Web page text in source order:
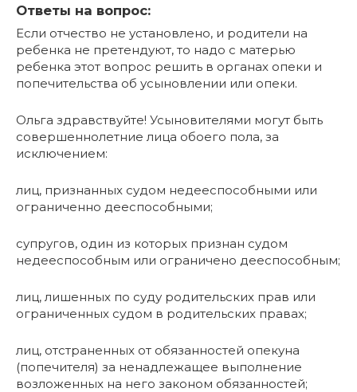
Ответы на вопрос:
Если отчество не установлено, и родители на
ребенка не претендуют, то надо с матерью
ребенка этот вопрос решить в органах опеки и
попечительства об усыновлении или опеки.
Ольга здравствуйте! Усыновителями могут быть
совершеннолетние лица обоего пола, за
исключением:
лиц, признанных судом недееспособными или
ограниченно дееспособными;
супругов, один из которых признан судом
недееспособным или ограничено дееспособным;
лиц, лишенных по суду родительских прав или
ограниченных судом в родительских правах;
лиц, отстраненных от обязанностей опекуна
(попечителя) за ненадлежащее выполнение
возложенных на него законом обязанностей;